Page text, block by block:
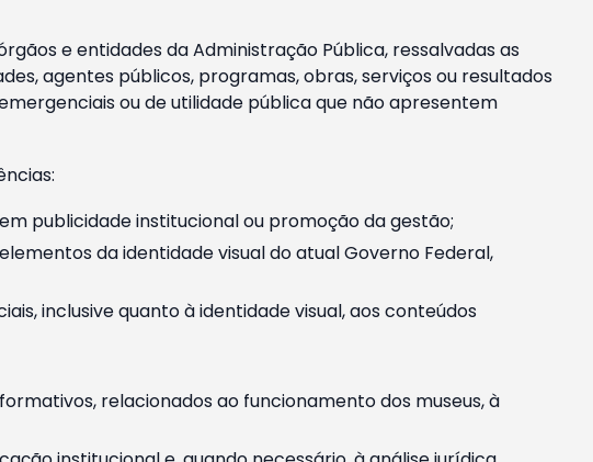
e entidades da Administração Pública, ressalvadas as
agentes públicos, programas, obras, serviços ou resultados
ou de utilidade pública que não apresentem
publicidade institucional ou promoção da gestão;
da identidade visual do atual Governo Federal,
inclusive quanto à identidade visual, aos conteúdos
relacionados ao funcionamento dos museus, à